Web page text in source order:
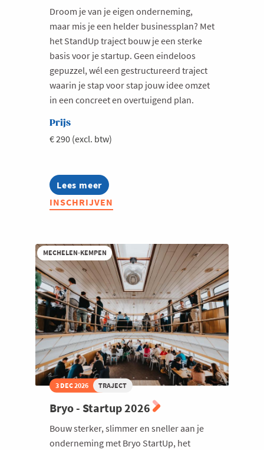
Droom je van je eigen onderneming,
maar mis je een helder businessplan? Met
het StandUp traject bouw je een sterke
basis voor je startup. Geen eindeloos
gepuzzel, wél een gestructureerd traject
waarin je stap voor stap jouw idee omzet
in een concreet en overtuigend plan.
Prijs
€ 290 (excl. btw)
Lees meer
about
Bryo
StandUp
onderneming
INSCHRIJVEN
MECHELEN-KEMPEN
3 DEC 2026 TRAJECT
Bryo - Startup 2026
Bouw sterker, slimmer en sneller aan je
onderneming met Bryo StartUp, het
Milieu
Mobiliteit
Netwerking
Onderwijs
Opvolging en Overname
Persoonlijke vaardigheden
Regeringsvorming
Ruimtelijke ordening en Infrastructuur
Scale-ups
Supply Chain
Welzijn en gezondheidszorg